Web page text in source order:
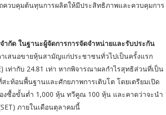
ควบคุมต้นทุนการผลิตให้มีประสิทธิภาพและควบคุมการ
ด ในฐานะผู้จัดการการจัดจำหน่ายและรับประกัน
เสนอขายหุ้นสามัญแก่ประชาชนทั่วไปเป็นครั้งแรก
ท่ากับ 24.81 เท่า หากพิจารณาผลกำไรสุทธิส่วนที่เป็น
ะท้อนพื้นฐานและศักยภาพการเติบโต โดยเตรียมเปิด
งซื้อขั้นต่ำ 1,000 หุ้น ทวีคูณ 100 หุ้น และคาดว่าจะนำ
ภายในเดือนตุลาคมนี้